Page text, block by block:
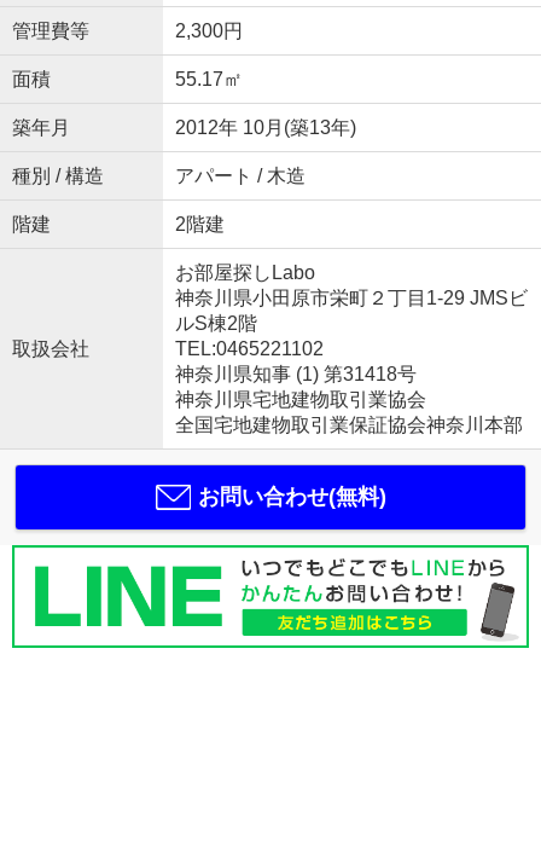
管理費等 2,300円
面積 55.17㎡
築年月 2012年 10月(築13年)
種別 / 構造 アパート / 木造
階建 2階建
取扱会社
お部屋探しLabo
神奈川県小田原市栄町２丁目1-29 JMSビ
ルS棟2階
TEL:0465221102
神奈川県知事 (1) 第31418号
神奈川県宅地建物取引業協会
全国宅地建物取引業保証協会神奈川本部
お問い合わせ(無料)